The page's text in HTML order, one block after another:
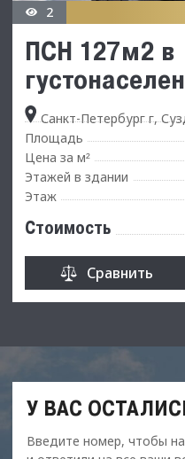
2
ПСН 127м2 в
Санкт-Петербург г,
Площадь
Цена за м²
Этажей в здании
Этаж
Стоимость
Сравнить
У ВАС
Введите номер, чтобы